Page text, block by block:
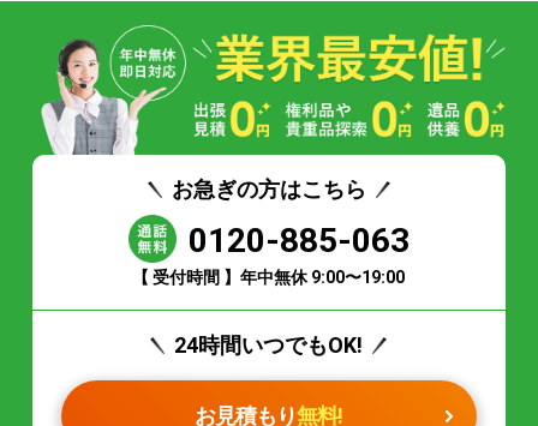
お急ぎの方はこちら
0120-885-063
【 受付時間 】年中無休 9:00〜19:00
24時間いつでもOK!
お見積もり無料!